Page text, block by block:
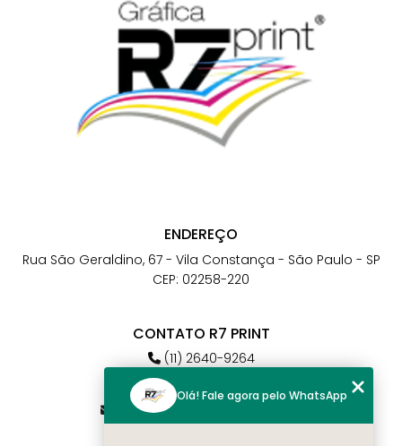
ENDEREÇO
Rua São Geraldino, 67 - Vila Constança - São Paulo - SP
CEP: 02258-220
CONTATO R7 PRINT
(11) 2640-9264
(11) 98784-6664
atendimento@r7print.com.br
Olá! Fale agora pelo WhatsApp